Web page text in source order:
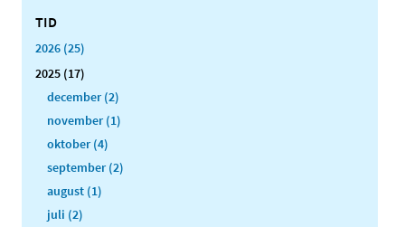
TID
2026 (25)
2025 (17)
december (2)
november (1)
oktober (4)
september (2)
august (1)
juli (2)